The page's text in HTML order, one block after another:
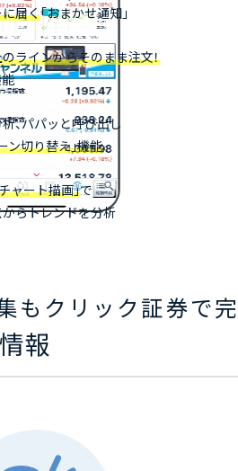
届く「おまかせ通知」
ラインからそのまま注文！
能
、パパッと呼び出し
ン切り替え」機能
ャート描画」で
らトレンドを分析
もクリック証券で完
報